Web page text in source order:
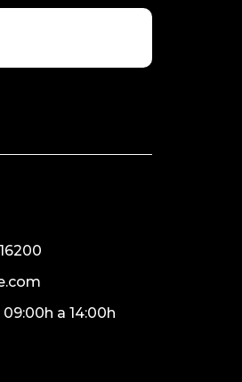
09:00h a 14:00h